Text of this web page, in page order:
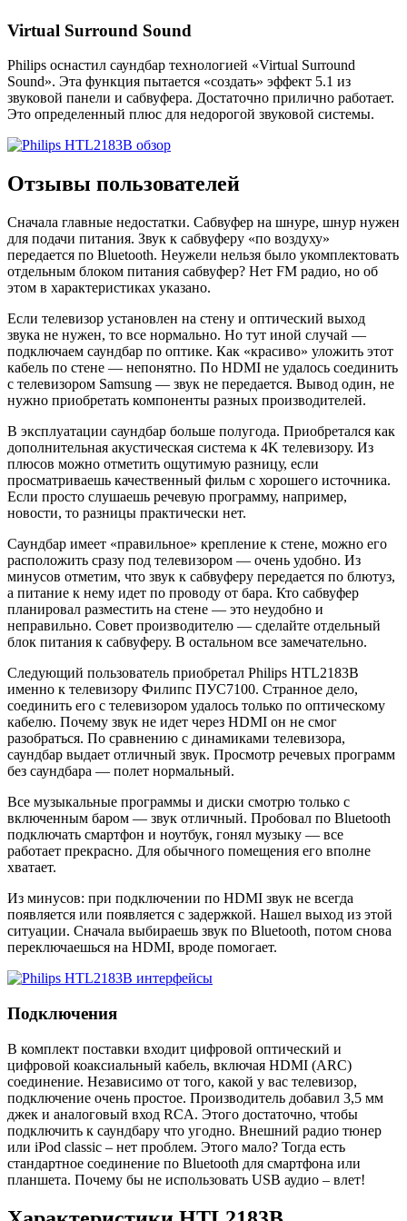
Virtual Surround Sound
Philips оснастил саундбар технологией «Virtual Surround
Sound». Эта функция пытается «создать» эффект 5.1 из
звуковой панели и сабвуфера. Достаточно прилично работает.
Это определенный плюс для недорогой звуковой системы.
Отзывы пользователей
Сначала главные недостатки. Сабвуфер на шнуре, шнур нужен
для подачи питания. Звук к сабвуферу «по воздуху»
передается по Bluetooth. Неужели нельзя было укомплектовать
отдельным блоком питания сабвуфер? Нет FM радио, но об
этом в характеристиках указано.
Если телевизор установлен на стену и оптический выход
звука не нужен, то все нормально. Но тут иной случай —
подключаем саундбар по оптике. Как «красиво» уложить этот
кабель по стене — непонятно. По HDMI не удалось соединить
с телевизором Samsung — звук не передается. Вывод один, не
нужно приобретать компоненты разных производителей.
В эксплуатации саундбар больше полугода. Приобретался как
дополнительная акустическая система к 4K телевизору. Из
плюсов можно отметить ощутимую разницу, если
просматриваешь качественный фильм с хорошего источника.
Если просто слушаешь речевую программу, например,
новости, то разницы практически нет.
Саундбар имеет «правильное» крепление к стене, можно его
расположить сразу под телевизором — очень удобно. Из
минусов отметим, что звук к сабвуферу передается по блютуз,
а питание к нему идет по проводу от бара. Кто сабвуфер
планировал разместить на стене — это неудобно и
неправильно. Совет производителю — сделайте отдельный
блок питания к сабвуферу. В остальном все замечательно.
Следующий пользователь приобретал Philips HTL2183B
именно к телевизору Филипс ПУС7100. Странное дело,
соединить его с телевизором удалось только по оптическому
кабелю. Почему звук не идет через HDMI он не смог
разобраться. По сравнению с динамиками телевизора,
саундбар выдает отличный звук. Просмотр речевых программ
без саундбара — полет нормальный.
Все музыкальные программы и диски смотрю только с
включенным баром — звук отличный. Пробовал по Bluetooth
подключать смартфон и ноутбук, гонял музыку — все
работает прекрасно. Для обычного помещения его вполне
хватает.
Из минусов: при подключении по HDMI звук не всегда
появляется или появляется с задержкой. Нашел выход из этой
ситуации. Сначала выбираешь звук по Bluetooth, потом снова
переключаешься на HDMI, вроде помогает.
Подключения
В комплект поставки входит цифровой оптический и
цифровой коаксиальный кабель, включая HDMI (ARC)
соединение. Независимо от того, какой у вас телевизор,
подключение очень простое. Производитель добавил 3,5 мм
джек и аналоговый вход RCA. Этого достаточно, чтобы
подключить к саундбару что угодно. Внешний радио тюнер
или iPod classic – нет проблем. Этого мало? Тогда есть
стандартное соединение по Bluetooth для смартфона или
планшета. Почему бы не использовать USB аудио – влет!